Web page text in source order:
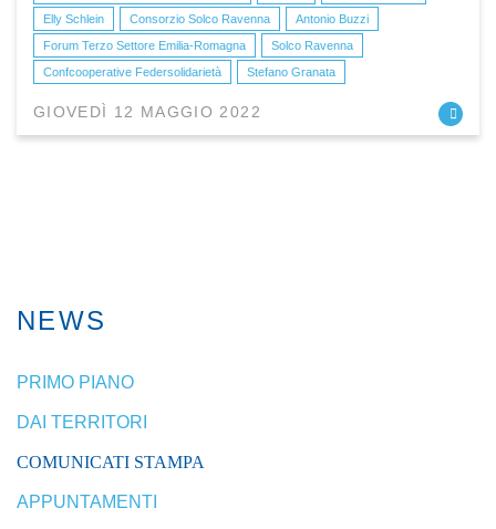
Elly Schlein
Consorzio Solco Ravenna
Antonio Buzzi
Forum Terzo Settore Emilia-Romagna
Solco Ravenna
Confcooperative Federsolidarietà
Stefano Granata
GIOVEDÌ 12 MAGGIO 2022
NEWS
PRIMO PIANO
DAI TERRITORI
COMUNICATI STAMPA
APPUNTAMENTI